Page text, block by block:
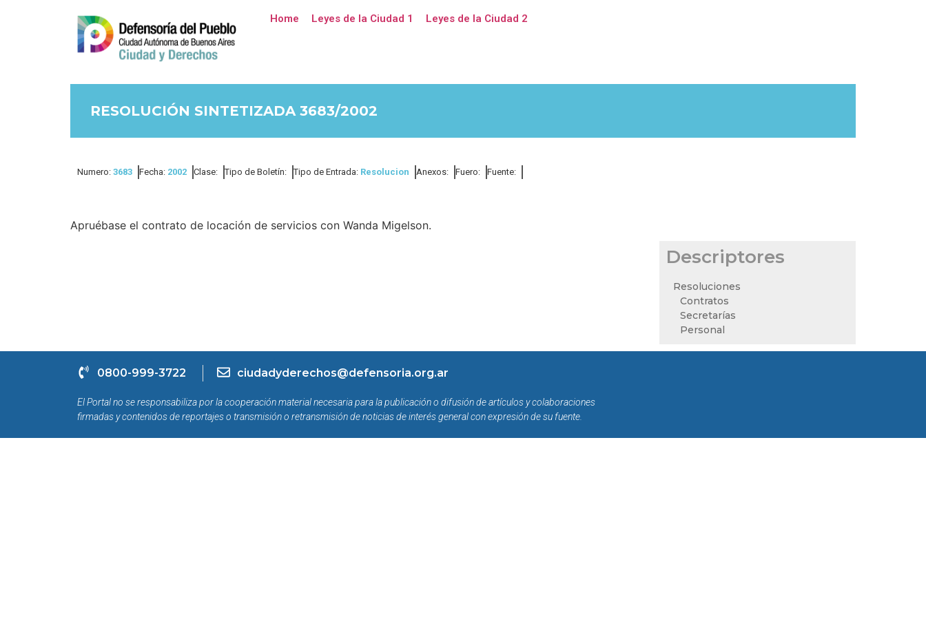
Home Leyes de la Ciudad 1 Leyes de la Ciudad 2
RESOLUCIÓN SINTETIZADA 3683/2002
Numero: 3683 Fecha: 2002 Clase: Tipo de Boletín: Tipo de Entrada: Resolucion Anexos: Fuero: Fuente:
Apruébase el contrato de locación de servicios con Wanda Migelson.
Descriptores
Resoluciones
Contratos
Secretarías
Personal
0800-999-3722 ciudadyderechos@defensoria.org.ar
El Portal no se responsabiliza por la cooperación material necesaria para la publicación o difusión de artículos y colaboraciones
firmadas y contenidos de reportajes o transmisión o retransmisión de noticias de interés general con expresión de su fuente.